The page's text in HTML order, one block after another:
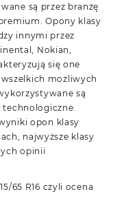
są przez branżę
Opony klasy
innymi przez
Nokian,
się one
możliwych
są
opon klasy
najwyższe klasy
opinii
65 R16 czyli ocena